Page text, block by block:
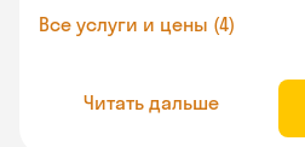
Все услуги и цены (4)
Читать дальше